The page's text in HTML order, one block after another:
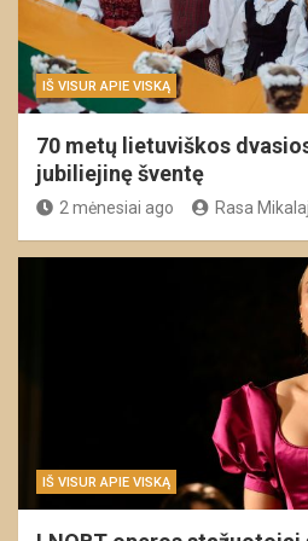
IŠ VISUR APIE VISKĄ
70 metų lietuviškos
jubiliejinę šventę
2 mėnesiai ago Rasa
IŠ VISUR APIE VISKĄ